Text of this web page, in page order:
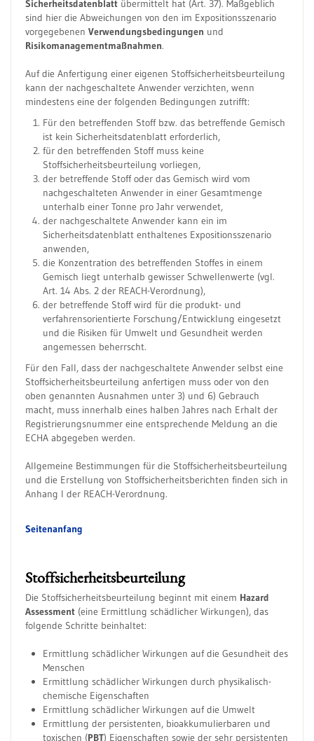
Sicherheitsdatenblatt übermittelt hat (Art. 37). Maßgeblich
sind hier die Abweichungen von den im Expositionsszenario
vorgegebenen Verwendungsbedingungen und
Risikomanagementmaßnahmen.
Auf die Anfertigung einer eigenen Stoffsicherheitsbeurteilung
kann der nachgeschaltete Anwender verzichten, wenn
mindestens eine der folgenden Bedingungen zutrifft:
Für den betreffenden Stoff bzw. das betreffende Gemisch
ist kein Sicherheitsdatenblatt erforderlich,
für den betreffenden Stoff muss keine
Stoffsicherheitsbeurteilung vorliegen,
der betreffende Stoff oder das Gemisch wird vom
nachgeschalteten Anwender in einer Gesamtmenge
unterhalb einer Tonne pro Jahr verwendet,
der nachgeschaltete Anwender kann ein im
Sicherheitsdatenblatt enthaltenes Expositionsszenario
anwenden,
die Konzentration des betreffenden Stoffes in einem
Gemisch liegt unterhalb gewisser Schwellenwerte (vgl.
Art. 14 Abs. 2 der REACH-Verordnung),
der betreffende Stoff wird für die produkt- und
verfahrensorientierte Forschung/Entwicklung eingesetzt
und die Risiken für Umwelt und Gesundheit werden
angemessen beherrscht.
Für den Fall, dass der nachgeschaltete Anwender selbst eine
Stoffsicherheitsbeurteilung anfertigen muss oder von den
oben genannten Ausnahmen unter 3) und 6) Gebrauch
macht, muss innerhalb eines halben Jahres nach Erhalt der
Registrierungsnummer eine entsprechende Meldung an die
ECHA abgegeben werden.
Allgemeine Bestimmungen für die Stoffsicherheitsbeurteilung
und die Erstellung von Stoffsicherheitsberichten finden sich in
Anhang I der REACH-Verordnung.
Seitenanfang
Stoffsicherheitsbeurteilung
Die Stoffsicherheitsbeurteilung beginnt mit einem Hazard
Assessment (eine Ermittlung schädlicher Wirkungen), das
folgende Schritte beinhaltet:
Ermittlung schädlicher Wirkungen auf die Gesundheit des
Menschen
Ermittlung schädlicher Wirkungen durch physikalisch-
chemische Eigenschaften
Ermittlung schädlicher Wirkungen auf die Umwelt
Ermittlung der persistenten, bioakkumulierbaren und
toxischen (PBT) Eigenschaften sowie der sehr persistenten